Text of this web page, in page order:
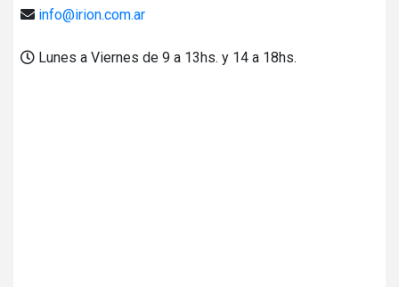
info@irion.com.ar
Lunes a Viernes de 9 a 13hs. y 14 a 18hs.